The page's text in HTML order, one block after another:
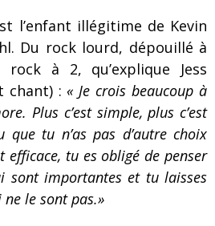
l’enfant illégitime de Kevin
Du rock lourd, dépouillé à
rock à 2, qu’explique Jess
chant) :« Je crois beaucoup à
Plus c’est simple, plus c’est
que tu n’as pas d’autre choix
tu es obligé de penser
sont importantes et tu laisses
le sont pas.»